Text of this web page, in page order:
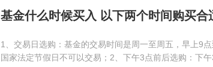
基金什么时候买入 以下两个时间购买合
1、交易日选购：基金的交易时间是周一至周五，早上9
国家法定节假日不可以交易；2、下午3点前后选购：下